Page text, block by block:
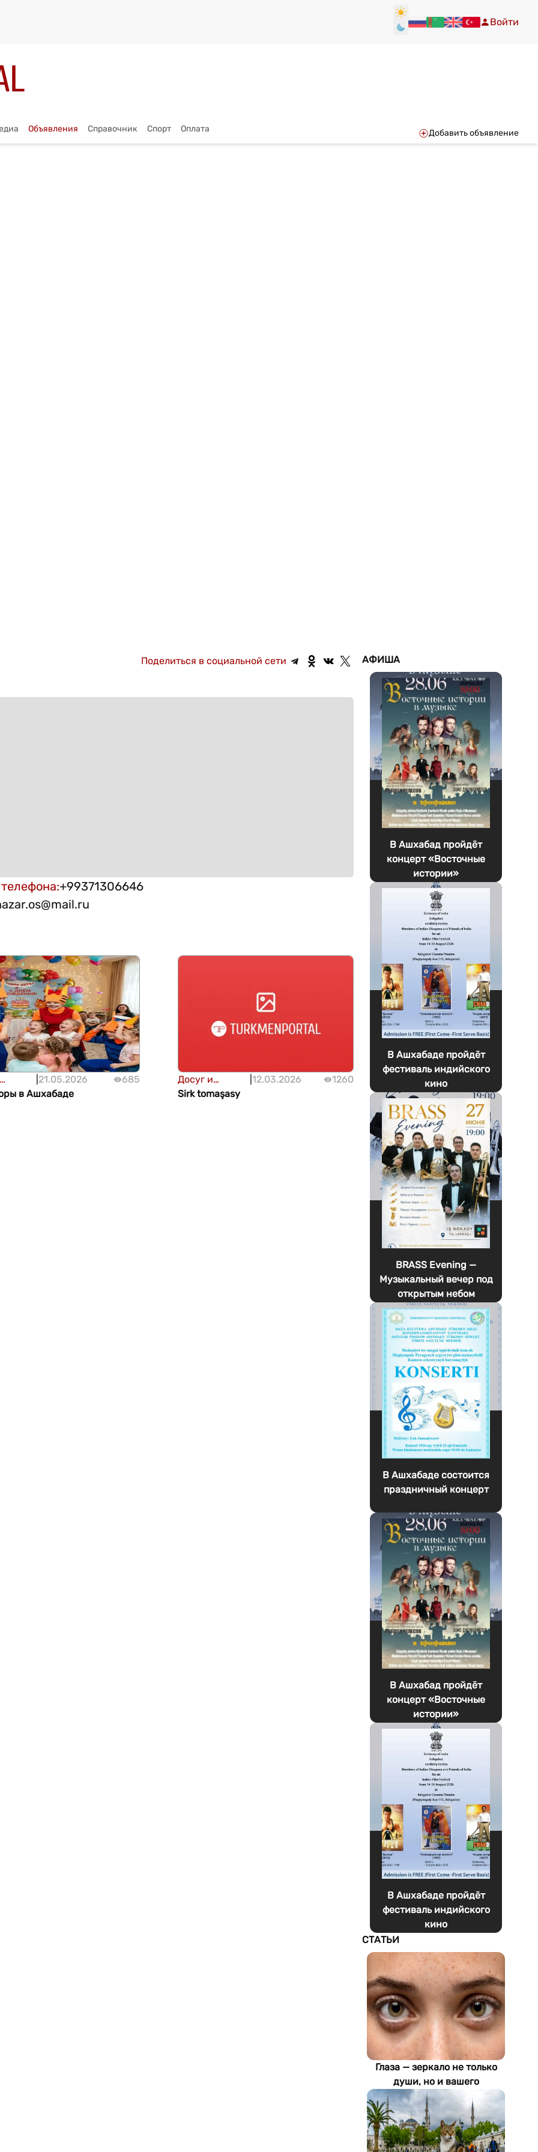
Войти
Объявления Справочник Спорт Оплата Добавить объявление
Поделиться в социальной сети
:+99371306646
21.05.2026
685
в Ашхабаде
Досуг и
развлечения
12.03.2026
1260
Sirk tomaşasy
АФИША
В Ашхабад пройдёт
концерт «Восточные
истории»
В Ашхабаде пройдёт
фестиваль индийского
кино
BRASS Evening —
Музыкальный вечер под
открытым небом
В Ашхабаде состоится
праздничный концерт
В Ашхабад пройдёт
концерт «Восточные
истории»
В Ашхабаде пройдёт
фестиваль индийского
кино
СТАТЬИ
Глаза — зеркало не только
души, но и вашего
здоровья: как ИИ находит
болезни по фотографии